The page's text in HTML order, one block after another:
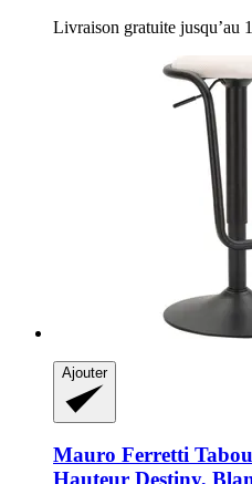
Livraison gratuite jusqu’au
Ajouter
Mauro Ferretti